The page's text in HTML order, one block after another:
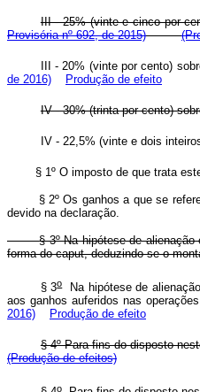
III - 25% (vinte e cinco por
Provisória nº 692, de 2015)
III - 20% (vinte por cento)
de 2016)
Produção de efeito
IV - 30% (trinta por cento)
IV - 22,5% (vinte e dois
§ 1º O imposto de que trata
§ 2º Os ganhos a que se
devido na declaração.
§ 3º Na hipótese de
forma do caput, deduzindo-se
§ 3oNa hipótese de alienação
aos ganhos auferidos nas
2016)
Produção de efeito
§ 4º Para fins do disposto
(Produção de efeitos)
o